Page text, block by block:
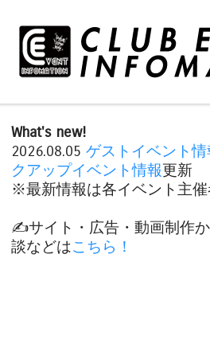
What's new!
2026.08.05 ゲストイベント情
クアップイベント情報更新
※最新情報は各イベント主催
✍️サイト・広告・動画制作か
談などはこちら！